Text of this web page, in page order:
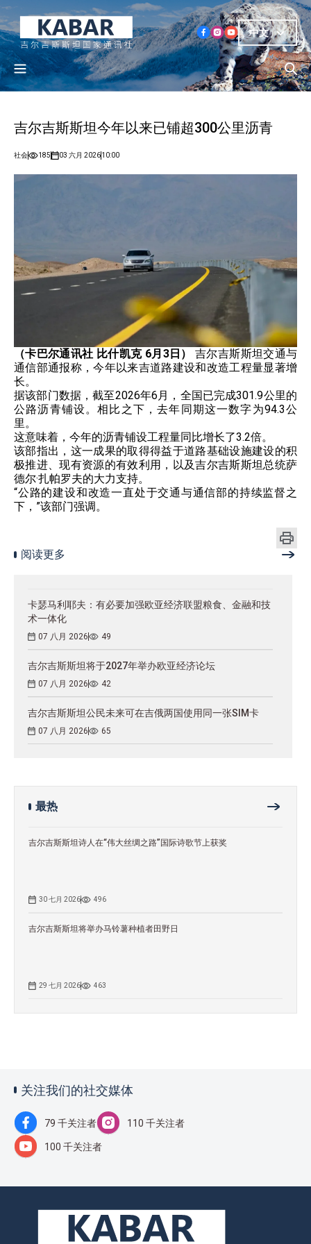
中文
吉尔吉斯斯坦今年以来已铺超300公里沥青
社会 185 03 六月 202610:00
（卡巴尔通讯社 比什凯克 6月3日）
​ 吉尔吉斯斯坦交通与
通信部通报称，今年以来吉道路建设和改造工程量显著增
长。
据该部门数据，截至2026年6月，全国已完成301.9公里的
公路沥青铺设。相比之下，去年同期这一数字为94.3公
里。
这意味着，今年的沥青铺设工程量同比增长了3.2倍。
该部指出，这一成果的取得得益于道路基础设施建设的积
极推进、现有资源的有效利用，以及吉尔吉斯斯坦总统萨
德尔·扎帕罗夫的大力支持。
“公路的建设和改造一直处于交通与通信部的持续监督之
下，”该部门强调。
阅读更多
卡瑟马利耶夫：有必要加强欧亚经济联盟粮食、金融和技
术一体化
07 八月 2026 49
吉尔吉斯斯坦将于2027年举办欧亚经济论坛
07 八月 2026 42
吉尔吉斯斯坦公民未来可在吉俄两国使用同一张SIM卡
07 八月 2026 65
最热
吉尔吉斯斯坦诗人在“伟大丝绸之路”国际诗歌节上获奖
30 七月 2026 496
吉尔吉斯斯坦将举办马铃薯种植者田野日
29 七月 2026 463
关注我们的社交媒体
79 千关注者 110 千关注者
100 千关注者